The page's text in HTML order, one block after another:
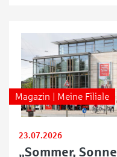
Schlesselmann:
Magazin | Meine Filiale
23.07.2026
„Sommer,